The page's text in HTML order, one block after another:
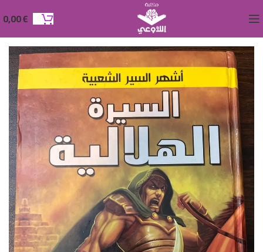
0,00€